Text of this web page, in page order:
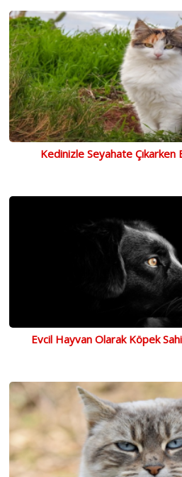
Kedinizle Seyahate
Evcil Hayvan Olarak Köpek